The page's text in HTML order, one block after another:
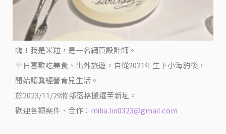
嗨！我是米粒，是一名網頁設計師。
平日喜歡吃美食、出外旅遊，自從2021年生下小海豹後，
開始認真經營育兒生活。
於2023/11/29將部落格搬遷至新址。
歡迎各類案件、合作： milia.lin0323@gmail.com